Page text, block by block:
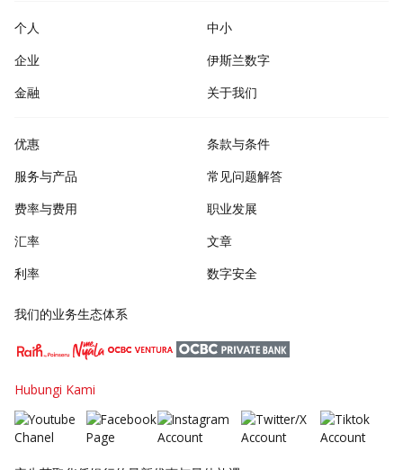
个人
中小
企业
伊斯兰数字
金融
关于我们
优惠
服务与产品
费率与费用
汇率
利率
条款与条件
常见问题解答
职业发展
文章
数字安全
我们的业务生态体系
Hubungi Kami